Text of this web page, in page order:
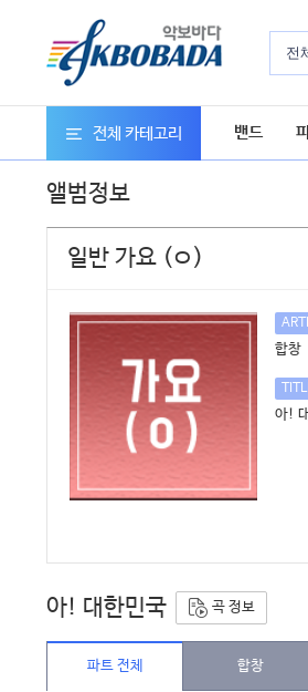
전
전체 카테고리 밴드
앨범정보
일반 가요 (ㅇ)
합창
아!
아! 대한민국 곡 정보
파트 전체 합창